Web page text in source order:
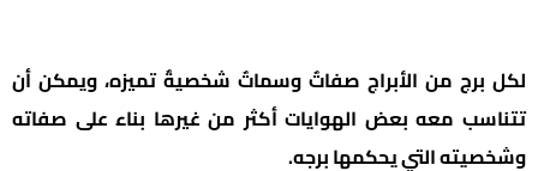
لكل برج من الأبراج صفاتٌ وسماتٌ شخصيةٌ تميزه، ويمكن أن
تتناسب معه بعض الهوايات أكثر من غيرها بناء على صفاته
وشخصيته التي يحكمها برجه.